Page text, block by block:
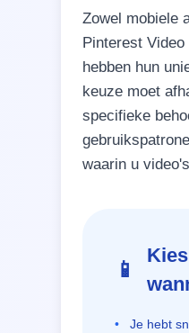
Zowel mobiele
Pinterest
hebben hun
keuze moet
specifieke
waarin u
📱
•
Je hebt